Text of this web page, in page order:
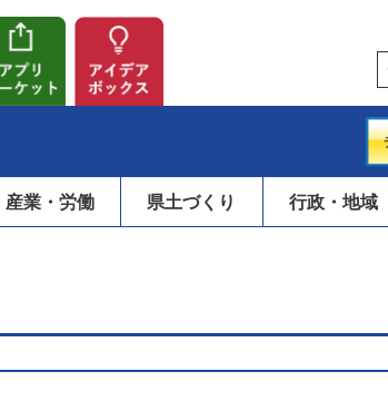
産業・労働 県土づくり 行政・地域